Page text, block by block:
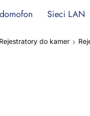
Sieci LAN
Rejestratory do kamer